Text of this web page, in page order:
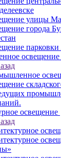
улицы
города
освещение
освещение